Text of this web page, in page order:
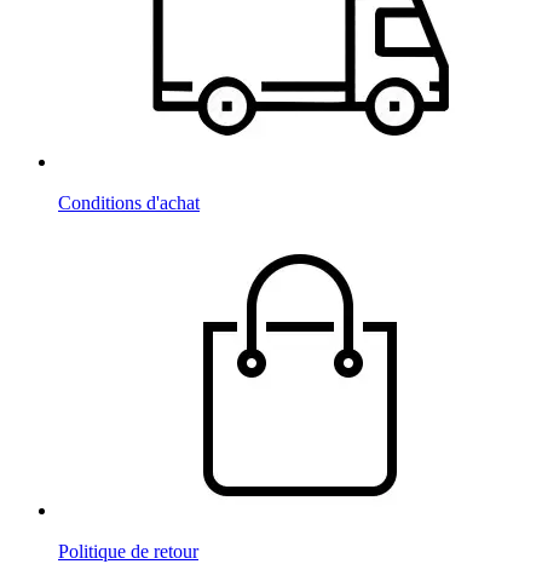
Conditions d'achat
Politique de retour